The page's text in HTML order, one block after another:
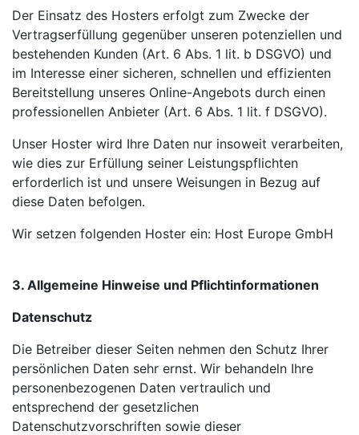
Der Einsatz des Hosters erfolgt zum Zwecke der
Vertragserfüllung gegenüber unseren potenziellen und
bestehenden Kunden (Art. 6 Abs. 1 lit. b DSGVO) und
im Interesse einer sicheren, schnellen und effizienten
Bereitstellung unseres Online-Angebots durch einen
professionellen Anbieter (Art. 6 Abs. 1 lit. f DSGVO).
Unser Hoster wird Ihre Daten nur insoweit verarbeiten,
wie dies zur Erfüllung seiner Leistungspflichten
erforderlich ist und unsere Weisungen in Bezug auf
diese Daten befolgen.
Wir setzen folgenden Hoster ein: Host Europe GmbH
3. Allgemeine Hinweise und Pflichtinformationen
Datenschutz
Die Betreiber dieser Seiten nehmen den Schutz Ihrer
persönlichen Daten sehr ernst. Wir behandeln Ihre
personenbezogenen Daten vertraulich und
entsprechend der gesetzlichen
Datenschutzvorschriften sowie dieser